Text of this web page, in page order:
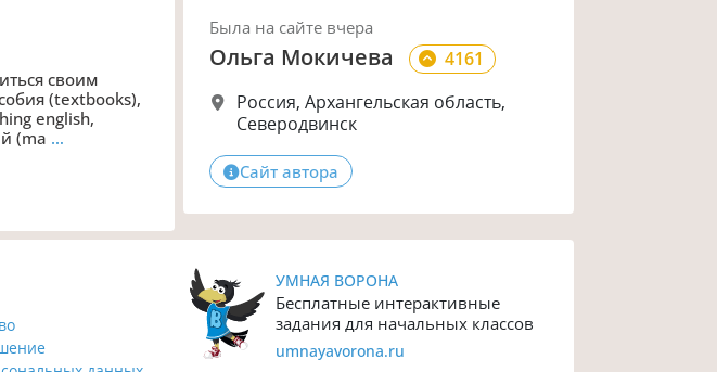
своим
(textbooks),
english,
(ma …
Была на сайте вчера
Ольга Мокичева
4161
Россия, Архангельская область,
Северодвинск
Сайт автора
УМНАЯ ВОРОНА
Бесплатные интерактивные
задания для начальных классов
umnayavorona.ru